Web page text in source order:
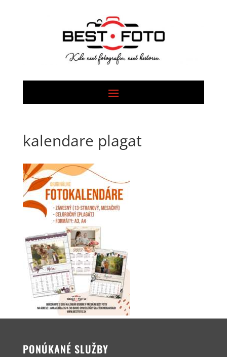
kalendare plagat
PONÚKANÉ SLUŽBY